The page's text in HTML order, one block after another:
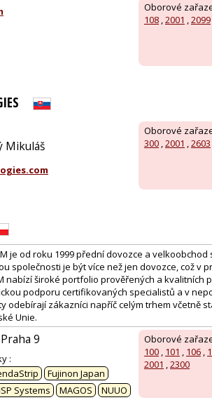
Oborové
108 ,2001 ,2099
Oborové
300 ,2001 ,2603
Mikuláš
je od roku 1999 přední dovozce a
společnosti je být více než jen dovozce, což v
nabízí široké portfolio prověřených a
podporu certifikovaných specialistů a v
odebírají zákazníci napříč celým trhem včetně
Unie.
Oborové
100 , 101 , 106 ,
2001 ,2300
9
:
Fujinon Japan
Systems MAGOS NUUO